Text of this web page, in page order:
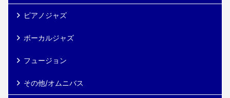
ピアノジャズ
ボーカルジャズ
フュージョン
その他/オムニバス